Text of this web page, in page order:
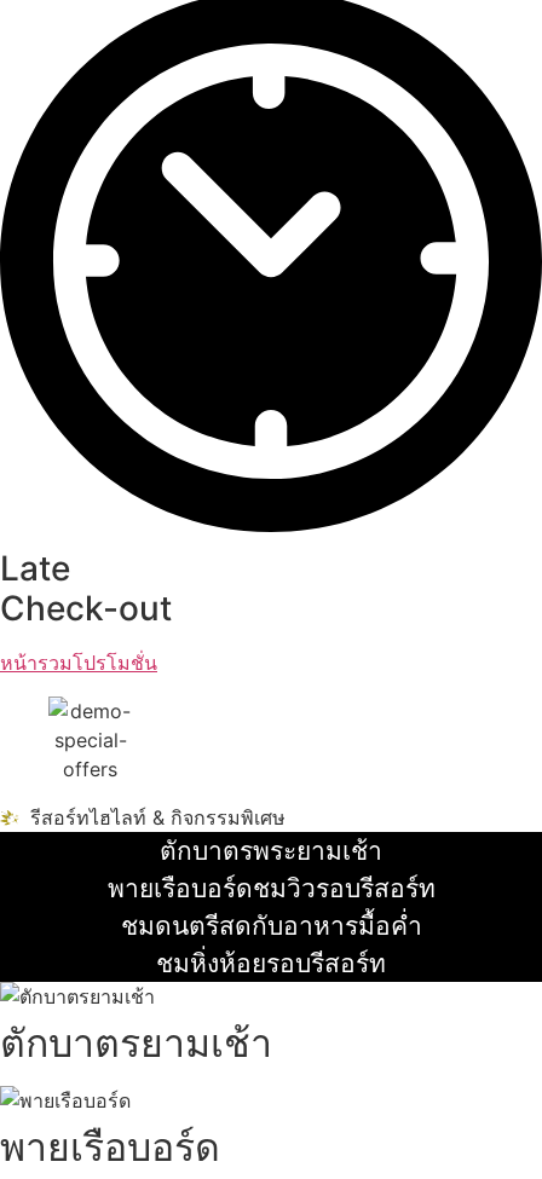
Late
Check-out
หน้ารวมโปรโมชั่น
รีสอร์ทไฮไลท์ & กิจกรรมพิเศษ
ตักบาตรพระยามเช้า
อ่านเพิ่ม
พายเรือบอร์ดชมวิวรอบรีสอร์ท
อ่านเพิ่ม
ชมดนตรีสดกับอาหารมื้อค่ำ
อ่านเพิ่ม
ชมหิ่งห้อยรอบรีสอร์ท
ตักบาตรยามเช้า
พายเรือบอร์ด